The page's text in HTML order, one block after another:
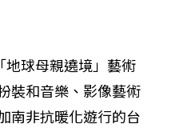
球母親遶境」藝術
裝和音樂、影像藝術
南非抗暖化遊行的台